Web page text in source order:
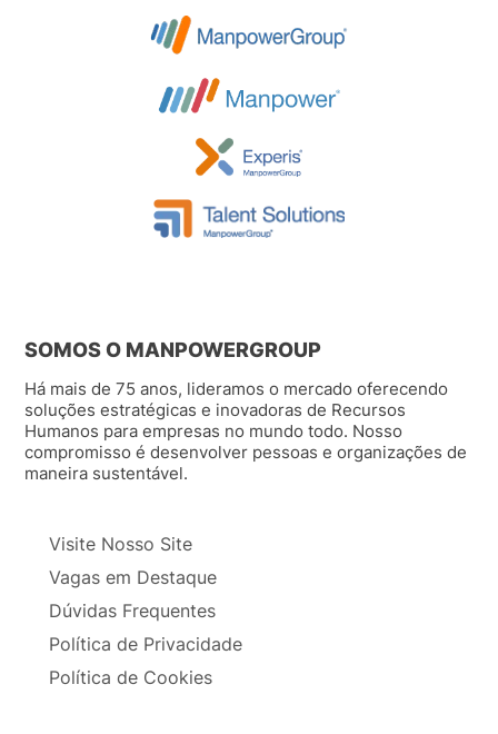
SOMOS O MANPOWERGROUP
Há mais de 75 anos, lideramos o mercado oferecendo
soluções estratégicas e inovadoras de Recursos
Humanos para empresas no mundo todo. Nosso
compromisso é desenvolver pessoas e organizações de
maneira sustentável.
Visite Nosso Site
Vagas em Destaque
Dúvidas Frequentes
Política de Privacidade
Política de Cookies